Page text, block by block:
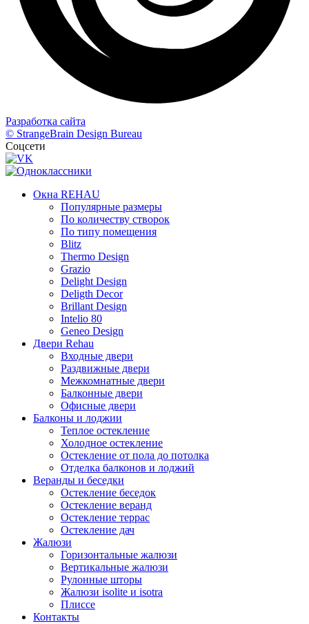
Разработка сайта
© StrangeBrain Design Bureau
Соцсети
Окна REHAU
Популярные размеры
По количеству створок
По типу помещения
Blitz
Thermo Design
Grazio
Delight Design
Deligth Decor
Brillant Design
Intelio 80
Geneo Design
Двери Rehau
Входные двери
Раздвижные двери
Межкомнатные двери
Балконные двери
Офисные двери
Балконы и лоджии
Теплое остекление
Холодное остекление
Остекление от пола до потолка
Отделка балконов и лоджий
Веранды и беседки
Остекление беседок
Остекление веранд
Остекление террас
Остекление дач
Жалюзи
Горизонтальные жалюзи
Вертикальные жалюзи
Рулонные шторы
Жалюзи isolite и isotra
Плиссе
Контакты